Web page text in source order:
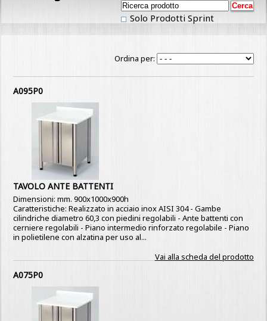
Solo Prodotti Sprint
Ordina per:
A095P0
TAVOLO ANTE BATTENTI
Dimensioni: mm. 900x1000x900h
Caratteristiche: Realizzato in acciaio inox AISI 304 - Gambe
cilindriche diametro 60,3 con piedini regolabili - Ante battenti con
cerniere regolabili - Piano intermedio rinforzato regolabile - Piano
in polietilene con alzatina per uso al...
Vai alla scheda del prodotto
A075P0